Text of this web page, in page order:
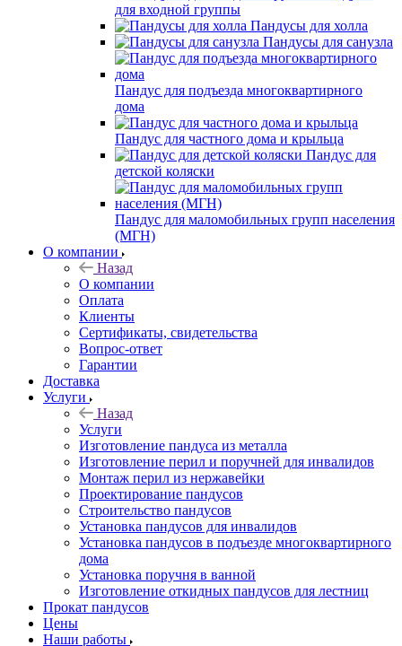
для входной группы
Пандусы для холла
Пандусы для санузла
Пандус для подъезда многоквартирного
дома
Пандус для частного дома и крыльца
Пандус для
детской коляски
Пандус для маломобильных групп населения
(МГН)
О компании
Назад
О компании
Оплата
Клиенты
Сертификаты, свидетельства
Вопрос-ответ
Гарантии
Доставка
Услуги
Назад
Услуги
Изготовление пандуса из металла
Изготовление перил и поручней для инвалидов
Монтаж перил из нержавейки
Проектирование пандусов
Строительство пандусов
Установка пандусов для инвалидов
Установка пандусов в подъезде многоквартирного
дома
Установка поручня в ванной
Изготовление откидных пандусов для лестниц
Прокат пандусов
Цены
Наши работы